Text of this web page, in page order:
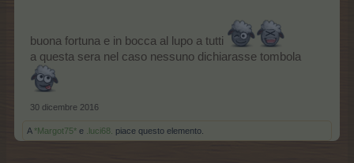
buona fortuna e in bocca al lupo a tutti
a questa sera nel caso nessuno dichiarasse tombola
30 dicembre 2016
A *Margot75* e .luci68. piace questo elemento.